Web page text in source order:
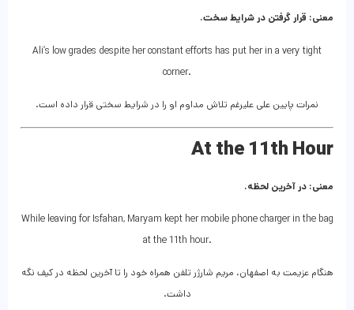
معنی: قرار گرفتن در شرایط سخت.
Ali’s low grades despite her constant efforts has put her in a very tight
corner.
نمرات پایین علی علیرغم تلاش مداوم او را در شرایط سختی قرار داده است.
At the 11th Hour
معنی: در آخرین لحظه.
While leaving for Isfahan, Maryam kept her mobile phone charger in the bag
at the 11th hour.
هنگام عزیمت به اصفهان، مریم شارژر تلفن همراه خود را تا آخرین لحظه در کیف نگه
داشت.